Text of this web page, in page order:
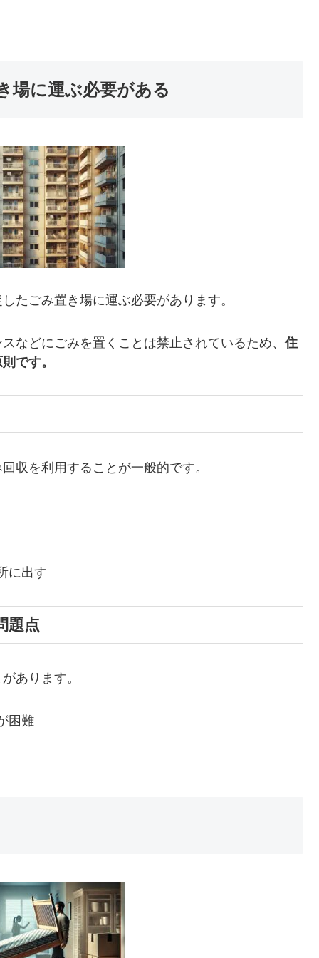
場に運ぶ必要がある
たごみ置き場に運ぶ必要があります。
などにごみを置くことは禁止されているため、住
です。
収を利用することが一般的です。
に出す
題点
あります。
困難